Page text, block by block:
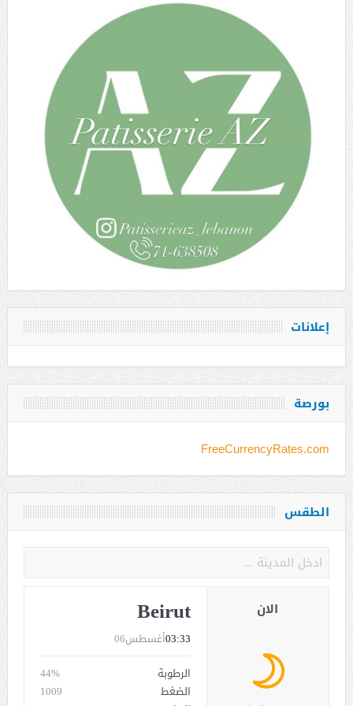
إعلانات
بورصة
FreeCurrencyRates.com
الطقس
Beirut
أغسطس0603:33
الرطوبة
44%
الضغط
1009
الان